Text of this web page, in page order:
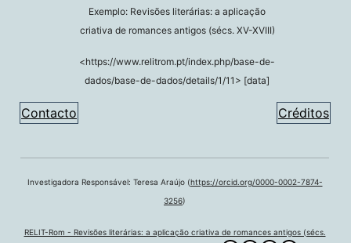
Exemplo: Revisões literárias: a aplicação
criativa de romances antigos (sécs. XV-XVIII)
<https://www.relitrom.pt/index.php/base-de-
dados/base-de-dados/details/1/11> [data]
Contacto Créditos
Investigadora Responsável: Teresa Araújo (https://orcid.org/0000-0002-7874-
3256)
RELIT-Rom - Revisões literárias: a aplicação criativa de romances antigos (sécs.